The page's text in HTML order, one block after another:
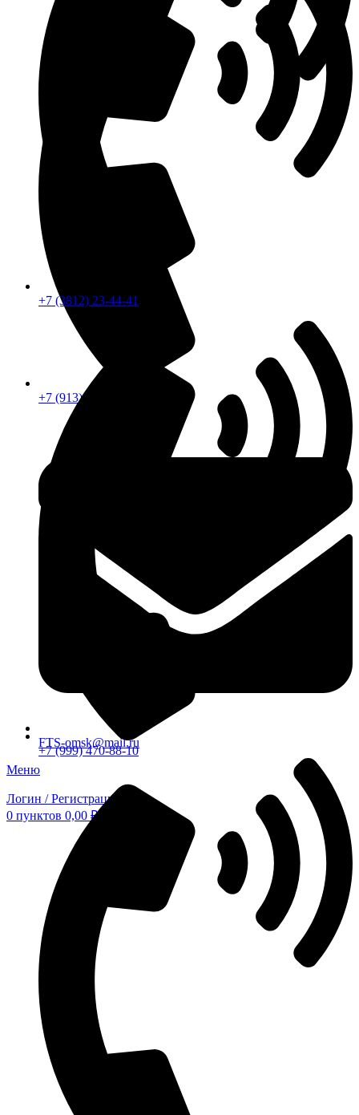
+7 (913) 672-49-54
FTS-omsk@mail.ru
Меню
Логин / Регистрация
0 пунктов 0,00 ₽
+7 (3812) 23-44-41
+7 (999) 470-88-10